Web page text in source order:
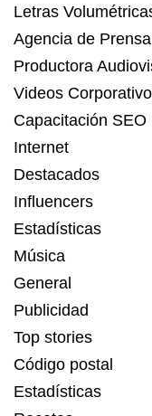
Letras
Agencia de Prensa
Productora
Videos
Capacitación SEO
Internet
Destacados
Influencers
Estadísticas
Música
General
Publicidad
Top stories
Código postal
Estadísticas